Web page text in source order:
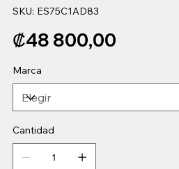
SKU: SKU
ES75C1AD83
ES75C1AD83
Precio
₡48 800,00
Marca
Cantidad